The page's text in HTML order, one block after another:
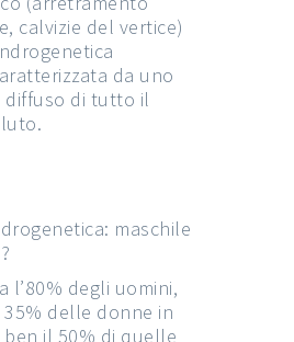
calvizie del vertice)
da uno
di tutto il
maschile
l’80% degli uomini,
35% delle donne in
il 50% di quelle